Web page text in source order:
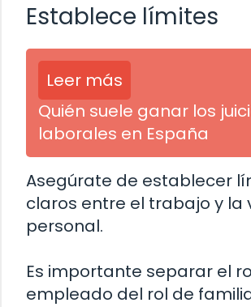
Establece límites
Leer más
Quién suele ganar los
laborales en España
Asegúrate de establecer
claros entre el trabajo y la
personal.
Es importante separar el
empleado del rol de